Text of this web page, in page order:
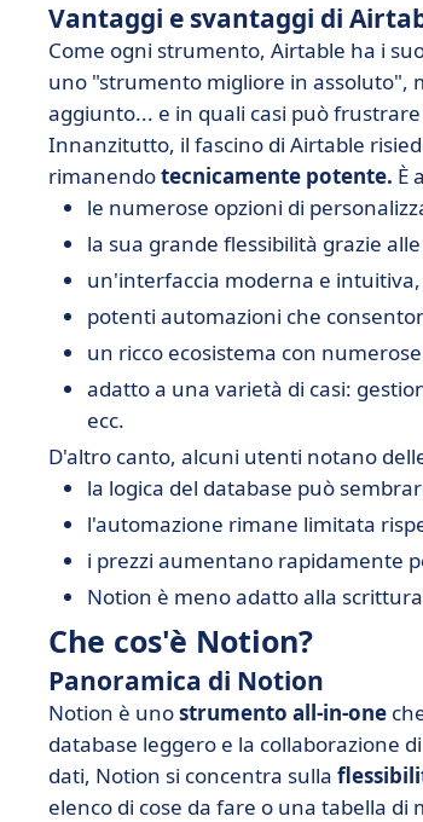
Vantaggi e svantaggi di
Come ogni strumento, Airtable ha i
uno "strumento migliore in assoluto",
aggiunto... e in quali casi può
Innanzitutto, il fascino di Airtable
rimanendotecnicamente potente. È
le numerose opzioni di
la sua grande flessibilità grazie
un'interfaccia moderna e
potenti automazioni che
un ricco ecosistema con
adatto a una varietà di casi:
ecc.
D'altro canto, alcuni utenti notano
la logica del database può
l'automazione rimane limitata
i prezzi aumentano rapidamente
Notion è meno adatto alla
Che cos'è Notion?
Panoramica di Notion
Notion è unostrumento all-in-one
database leggero e la collaborazione
dati, Notion si concentra sulla
elenco di cose da fare o una tabella